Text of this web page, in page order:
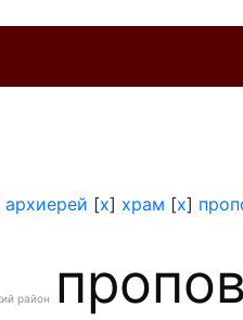
архиерей [x] храм [x]
район